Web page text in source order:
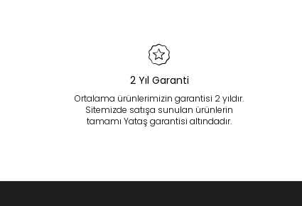
2 Yıl Garanti
Ortalama ürünlerimizin garantisi 2 yıldır.
Sitemizde satışa sunulan ürünlerin
tamamı Yataş garantisi altındadır.